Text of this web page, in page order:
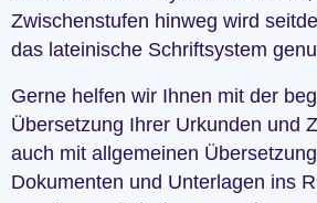
Zwischenstufen hinweg wird
das lateinische Schriftsystem
Gerne helfen wir Ihnen mit der
Übersetzung Ihrer Urkunden und
auch mit allgemeinen
Dokumenten und Unterlagen ins